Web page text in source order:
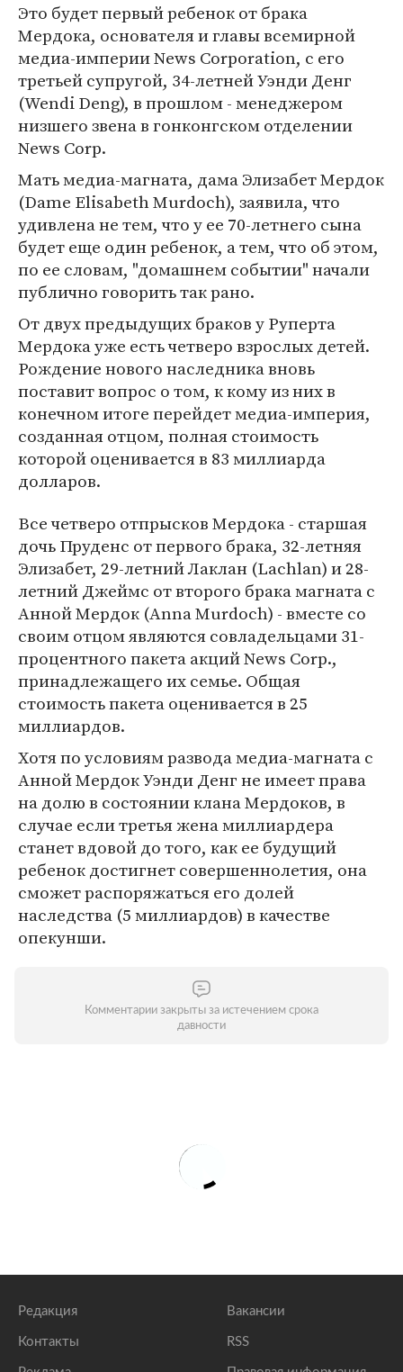
Это будет первый ребенок от брака
Мердока, основателя и главы всемирной
медиа-империи News Corporation, с его
третьей супругой, 34-летней Уэнди Денг
(Wendi Deng), в прошлом - менеджером
низшего звена в гонконгском отделении
News Corp.
Мать медиа-магната, дама Элизабет Мердок
(Dame Elisabeth Murdoch), заявила, что
удивлена не тем, что у ее 70-летнего сына
будет еще один ребенок, а тем, что об этом,
по ее словам, "домашнем событии" начали
публично говорить так рано.
От двух предыдущих браков у Руперта
Мердока уже есть четверо взрослых детей.
Рождение нового наследника вновь
поставит вопрос о том, к кому из них в
конечном итоге перейдет медиа-империя,
созданная отцом, полная стоимость
которой оценивается в 83 миллиарда
долларов.
Все четверо отпрысков Мердока - старшая
дочь Пруденс от первого брака, 32-летняя
Элизабет, 29-летний Лаклан (Lachlan) и 28-
летний Джеймс от второго брака магната с
Анной Мердок (Anna Murdoch) - вместе со
своим отцом являются совладельцами 31-
процентного пакета акций News Corp.,
принадлежащего их семье. Общая
стоимость пакета оценивается в 25
миллиардов.
Хотя по условиям развода медиа-магната с
Анной Мердок Уэнди Денг не имеет права
на долю в состоянии клана Мердоков, в
случае если третья жена миллиардера
станет вдовой до того, как ее будущий
ребенок достигнет совершеннолетия, она
сможет распоряжаться его долей
наследства (5 миллиардов) в качестве
опекунши.
Комментарии закрыты за истечением срока
давности
Редакция
Контакты
Вакансии
RSS